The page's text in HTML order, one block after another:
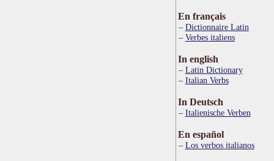
En français
Dictionnaire Latin
Verbes italiens
In english
Latin Dictionary
Italian Verbs
In Deutsch
Italienische Verben
En español
Los verbos italianos